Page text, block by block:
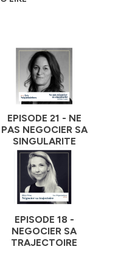
EPISODE 21 - NE
PAS NEGOCIER SA
SINGULARITE
EPISODE 18 -
NEGOCIER SA
TRAJECTOIRE